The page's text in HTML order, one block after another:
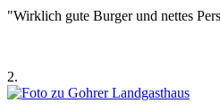
"Wirklich gute Burger und nettes
2.